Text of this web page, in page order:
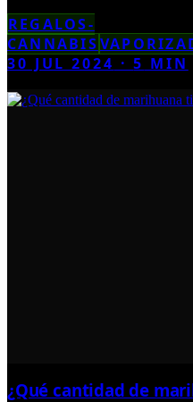
REGALOS-
CANNABIS
30 JUL 2024 ·5 MIN
¿Qué cantidad de